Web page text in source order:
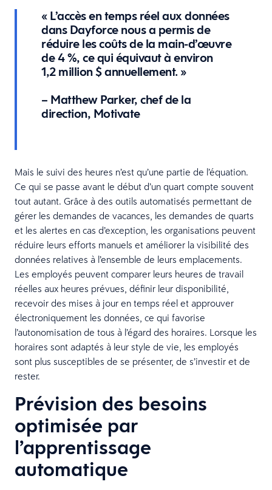
« L’accès en temps réel aux données
dans Dayforce nous a permis de
réduire les coûts de la main-d’œuvre
de 4 %, ce qui équivaut à environ
1,2 million $ annuellement. »
– Matthew Parker, chef de la
direction, Motivate
Mais le suivi des heures n’est qu’une partie de l’équation.
Ce qui se passe avant le début d’un quart compte souvent
tout autant. Grâce à des outils automatisés permettant de
gérer les demandes de vacances, les demandes de quarts
et les alertes en cas d’exception, les organisations peuvent
réduire leurs efforts manuels et améliorer la visibilité des
données relatives à l’ensemble de leurs emplacements.
Les employés peuvent comparer leurs heures de travail
réelles aux heures prévues, définir leur disponibilité,
recevoir des mises à jour en temps réel et approuver
électroniquement les données, ce qui favorise
l’autonomisation de tous à l’égard des horaires. Lorsque les
horaires sont adaptés à leur style de vie, les employés
sont plus susceptibles de se présenter, de s’investir et de
rester.
Prévision des besoins
optimisée par
l’apprentissage
automatique